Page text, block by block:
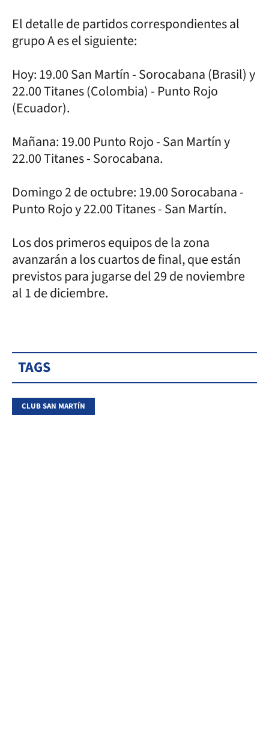
El detalle de partidos correspondientes al
grupo A es el siguiente:
Hoy: 19.00 San Martín - Sorocabana (Brasil) y
22.00 Titanes (Colombia) - Punto Rojo
(Ecuador).
Mañana: 19.00 Punto Rojo - San Martín y
22.00 Titanes - Sorocabana.
Domingo 2 de octubre: 19.00 Sorocabana -
Punto Rojo y 22.00 Titanes - San Martín.
Los dos primeros equipos de la zona
avanzarán a los cuartos de final, que están
previstos para jugarse del 29 de noviembre
al 1 de diciembre.
TAGS
CLUB SAN MARTÍN